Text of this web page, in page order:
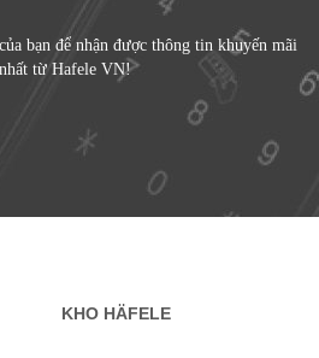
bạn để nhận được thông tin khuyến mãi
từ Hafele VN!
KHO HÄFELE